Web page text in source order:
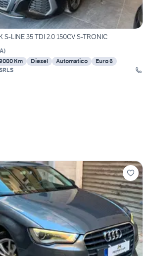
S-LINE 35 TDI 2.0 150CV S-TRONIC
)
Km Diesel Automatico
Euro 6